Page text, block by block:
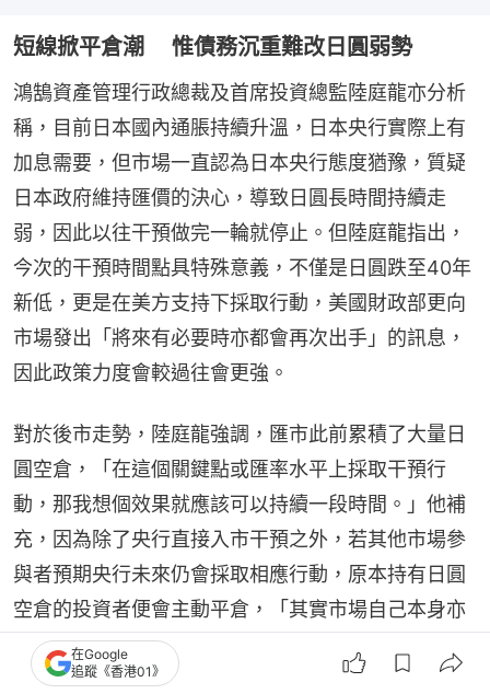
短線掀平倉潮 惟債務沉重難改日圓弱勢
鴻鵠資產管理行政總裁及首席投資總監陸庭龍亦分析
稱，目前日本國內通脹持續升溫，日本央行實際上有
加息需要，但市場一直認為日本央行態度猶豫，質疑
日本政府維持匯價的決心，導致日圓長時間持續走
弱，因此以往干預做完一輪就停止。但陸庭龍指出，
今次的干預時間點具特殊意義，不僅是日圓跌至40年
新低，更是在美方支持下採取行動，美國財政部更向
市場發出「將來有必要時亦都會再次出手」的訊息，
因此政策力度會較過往會更強。
對於後市走勢，陸庭龍強調，匯市此前累積了大量日
圓空倉，「在這個關鍵點或匯率水平上採取干預行
動，那我想個效果就應該可以持續一段時間。」他補
充，因為除了央行直接入市干預之外，若其他市場參
與者預期央行未來仍會採取相應行動，原本持有日圓
空倉的投資者便會主動平倉，「其實市場自己本身亦
都會有個推動作用，令到其他一些沽空了日圓的人，
如果他的倉位比較差或者個成本比較高的，他們好快
在Google
追蹤《香港01》